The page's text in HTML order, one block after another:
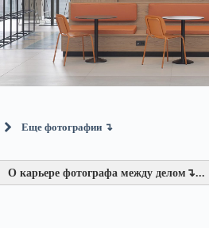
Еще фотографии ↴
О карьере фотографа между делом↴...